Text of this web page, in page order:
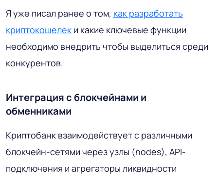
Я уже писал ранее о том, как разработать
криптокошелек и какие ключевые функции
необходимо внедрить чтобы выделиться среди
конкурентов.
Интеграция с блокчейнами и
обменниками
Криптобанк взаимодействует с различными
блокчейн-сетями через узлы (nodes), API-
подключения и агрегаторы ликвидности